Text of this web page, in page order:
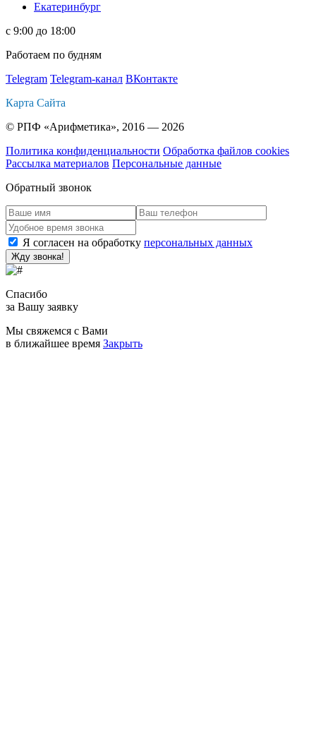
Екатеринбург
с 9:00 до 18:00
Работаем по будням
Telegram Telegram-канал ВКонтакте
Карта Сайта
© РПФ «Арифметика», 2016 — 2026
Политика конфиденциальности Обработка файлов cookies
Рассылка материалов Персональные данные
Обратный звонок
Я согласен на обработку персональных данных
Спасибо
за Вашу заявку
Мы свяжемся с Вами
в ближайшее время Закрыть